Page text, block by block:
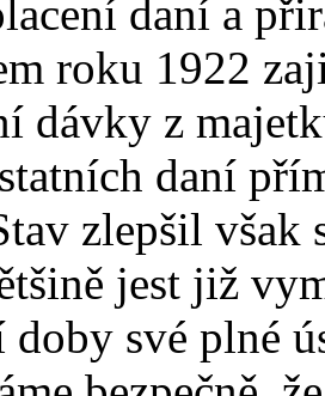
daní a
roku 1922
dávky z
daní
zlepšil však
jest již
doby své plné